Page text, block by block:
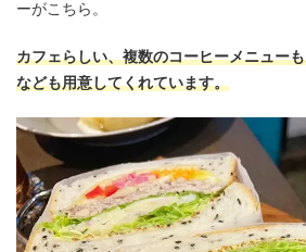
ーがこちら。
カフェらしい、複数のコーヒーメニュー
なども用意してくれています。